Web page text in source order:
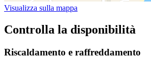
Visualizza sulla mappa
Controlla la disponibilità
Riscaldamento e raffreddamento